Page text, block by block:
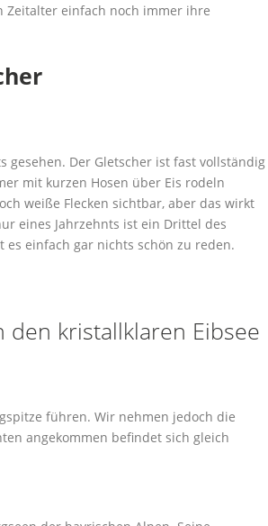
Zeitalter einfach noch immer ihre
gesehen. Der Gletscher ist fast vollständig
mit kurzen Hosen über Eis rodeln
weiße Flecken sichtbar, aber das wirkt
eines Jahrzehnts ist ein Drittel des
es einfach gar nichts schön zu reden.
den kristallklaren Eibsee
führen. Wir nehmen jedoch die
angekommen befindet sich gleich